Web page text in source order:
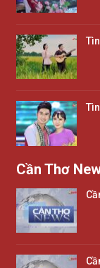
Cần Thơ